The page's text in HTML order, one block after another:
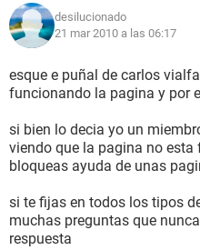
desilucionado
21 mar 2010 a las 06:17
esque e puñal de carlos
funcionando la pagina y por
si bien lo decia yo un
viendo que la pagina no
bloqueas ayuda de unas
si te fijas en todos los tipos
muchas preguntas que
respuesta